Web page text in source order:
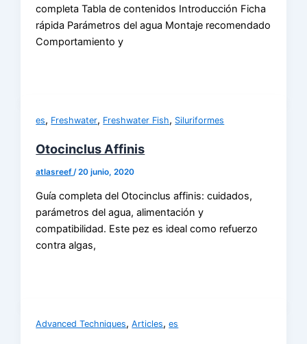
completa Tabla de contenidos Introducción Ficha
rápida Parámetros del agua Montaje recomendado
Comportamiento y
es, Freshwater, Freshwater Fish, Siluriformes
Otocinclus Affinis
atlasreef/20 junio, 2020
Guía completa del Otocinclus affinis: cuidados,
parámetros del agua, alimentación y
compatibilidad. Este pez es ideal como refuerzo
contra algas,
Advanced Techniques,Articles,es